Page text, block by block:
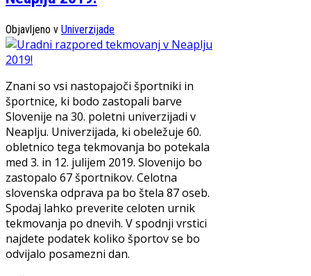
Objavljeno v Univerzijade
Znani so vsi nastopajoči športniki in
športnice, ki bodo zastopali barve
Slovenije na 30. poletni univerzijadi v
Neaplju. Univerzijada, ki obeležuje 60.
obletnico tega tekmovanja bo potekala
med 3. in 12. julijem 2019. Slovenijo bo
zastopalo 67 športnikov. Celotna
slovenska odprava pa bo štela 87 oseb.
Spodaj lahko preverite celoten urnik
tekmovanja po dnevih. V spodnji vrstici
najdete podatek koliko športov se bo
odvijalo posamezni dan.